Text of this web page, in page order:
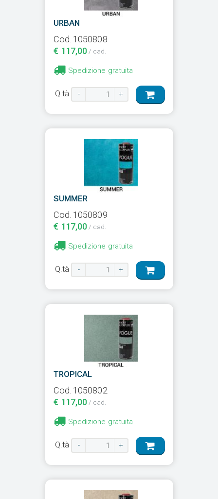
URBAN
Cod. 1050808
€ 117,00 / cad.
Spedizione gratuita
Q.tà - +
SUMMER
Cod. 1050809
€ 117,00 / cad.
Spedizione gratuita
Q.tà - +
TROPICAL
Cod. 1050802
€ 117,00 / cad.
Spedizione gratuita
Q.tà - +